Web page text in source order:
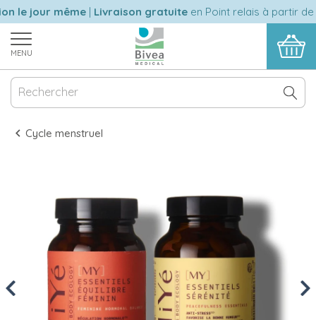
le jour même|Livraison gratuiteen Point relais à partir de
MENU
Cycle menstruel
Previous